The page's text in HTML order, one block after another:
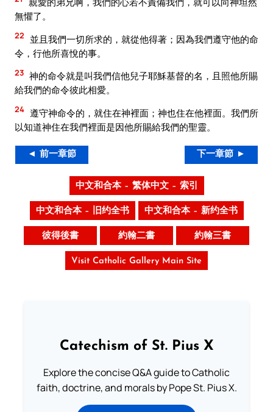
無懼了。
22
並且我們一切所求的，就從他得著；因為我們遵守他的命
令，行他所喜悅的事。
23 神的命令就是叫我們信他兒子耶穌基督的名，且照他所賜
給我們的命令彼此相愛。
24 遵守神命令的，就住在神裡面；神也住在他裡面。我們所
以知道神住在我們裡面是因他所賜給我們的聖靈。
◄ 前一章節 下一章節 ►
中文和合本 – 繁体中文 – 索引
中文和合本 – 旧约全书 中文和合本 – 新约全书
彼得後書 約翰二書 約翰三書
Visit Catholic Gallery Main Site
Catechism of St. Pius X
Explore the concise Q&A guide to Catholic
faith, doctrine, and morals by Pope St. Pius X.